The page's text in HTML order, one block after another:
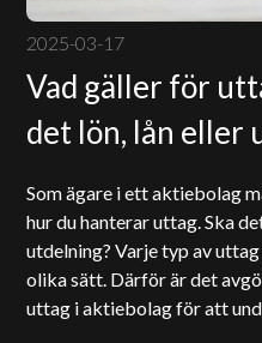
2025-03-17
Vad gäller för
det lön, lån eller
Som ägare i ett aktiebolag
hur du hanterar uttag. Ska
utdelning? Varje typ av
olika sätt. Därför är det
uttag i aktiebolag för att